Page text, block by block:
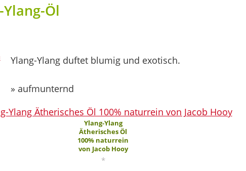
Öl
Ylang-Ylang
Ätherisches Öl
100% naturrein
von Jacob Hooy
*
Ylang-Ylang duftet blumig und exotisch.
» aufmunternd